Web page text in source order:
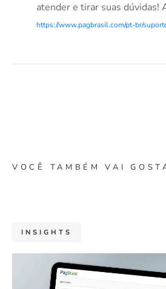
atender e tirar suas dúvidas!
https://www.pagbrasil.com/pt-br/
VOCÊ TAMBÉM VAI
INSIGHTS